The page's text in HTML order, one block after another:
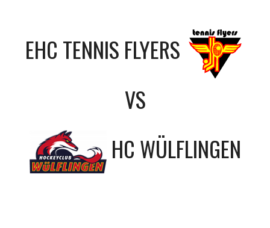
EHC TENNIS FLYERS
VS
HC WÜLFLINGEN